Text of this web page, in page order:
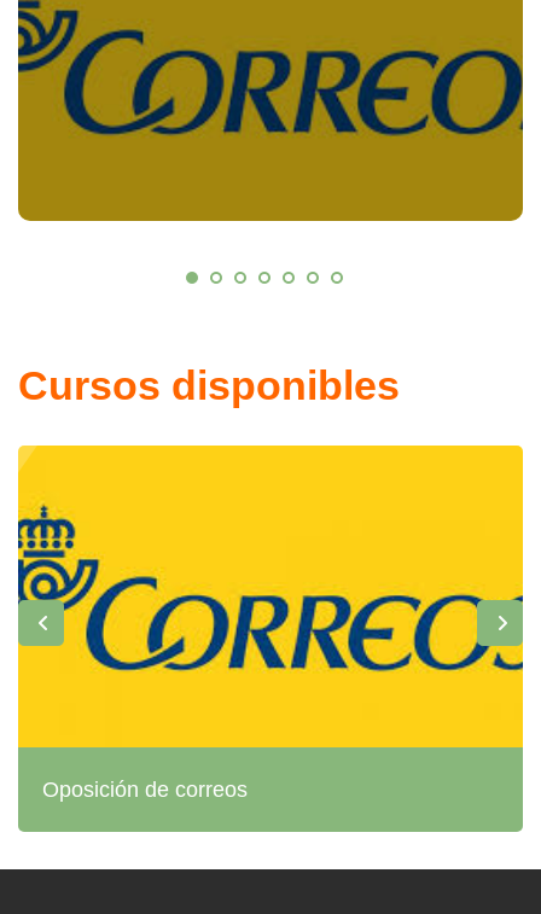
Cursos disponibles
Oposición de correos